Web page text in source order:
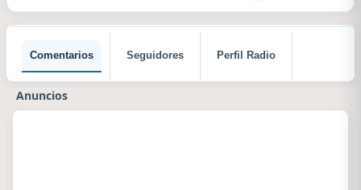
Comentarios Seguidores Perfil Radio
Anuncios